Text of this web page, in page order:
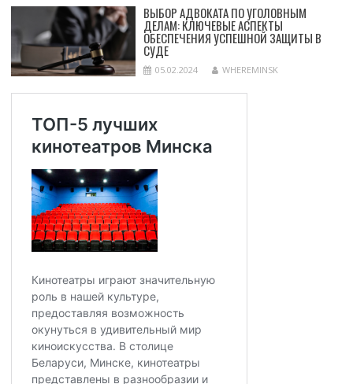
ВЫБОР АДВОКАТА ПО УГОЛОВНЫМ
ДЕЛАМ: КЛЮЧЕВЫЕ АСПЕКТЫ
ОБЕСПЕЧЕНИЯ УСПЕШНОЙ ЗАЩИТЫ В
СУДЕ
05.02.2024 WHEREMINSK